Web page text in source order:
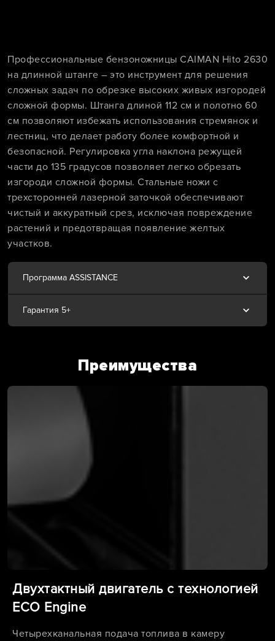
Профессиональные бензоножницы CAIMAN Hito 2630
на длинной штанге – это инструмент для решения
сложных задач по обрезке высоких живых изгородей
сложной формы. Штанга длиной 112 см и полотно 60
см позволяют избежать использования стремянок и
лестниц, что делает работу более комфортной и
безопасной. Регулировка угла наклона режущей
части до 135 градусов позволяет легко обрезать
изгороди сложной формы. Стальные ножи с
трехсторонней лазерной заточкой обеспечивают
чистый и аккуратный срез, исключая повреждение
растений и предотвращая появление желтых
участков.
Программа ASSISTANCE
Гарантия 5+
Преимущества
Двухтактный двигатель с технологией
ECO Engine
Четырехканальная подача топлива в камеру